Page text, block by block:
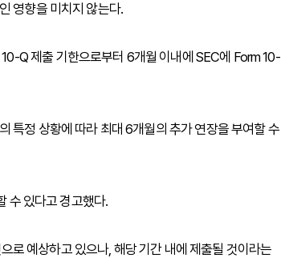
영향을 미치지 않는다.
Q 제출 기한으로부터 6개월 이내에 SEC에 Form 10-
특정 상황에 따라 최대 6개월의 추가 연장을 부여할 수
수 있다고 경고했다.
로 예상하고 있으나, 해당 기간 내에 제출될 것이라는